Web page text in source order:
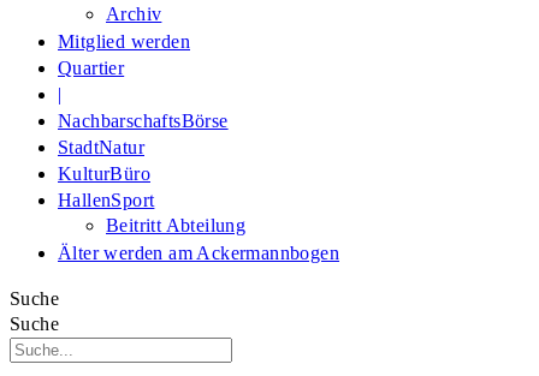
Archiv
Mitglied werden
Quartier
|
NachbarschaftsBörse
StadtNatur
KulturBüro
HallenSport
Beitritt Abteilung
Älter werden am Ackermannbogen
Suche
Suche